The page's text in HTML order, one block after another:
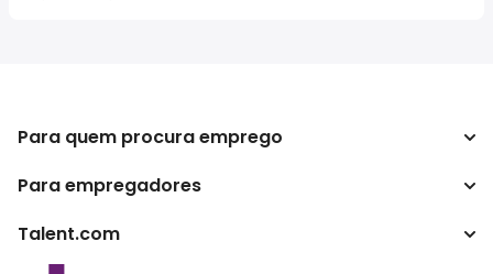
Para quem procura emprego
Procurar empregos
Para empregadores
Empreendimento
Talent.com